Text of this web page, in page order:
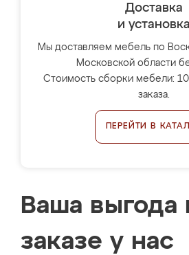
Доставка
и установка
Мы доставляем мебель по
Московской области
Стоимость сборки мебели:
заказа.
ПЕРЕЙТИ В
Ваша выгода
заказе у нас